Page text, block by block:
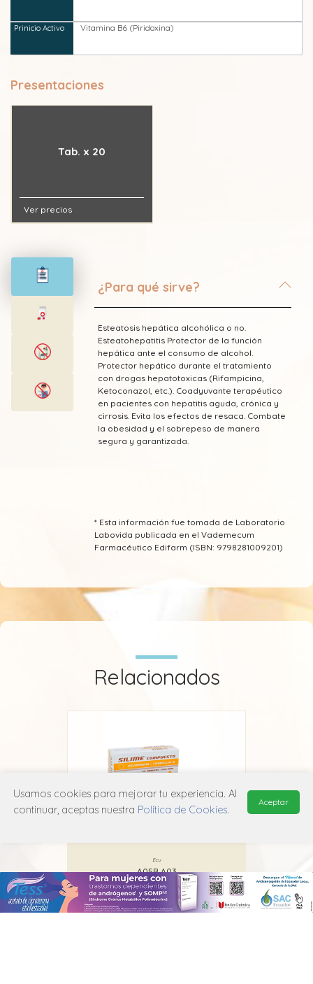
Vitamina B6 (Piridoxina)
Presentaciones
Tab. x 20
Ver precios
¿Para qué sirve?
Esteatosis hepática alcohólica o no.
Esteatohepatitis Protector de la función
hepática ante el consumo de alcohol.
Protector hepático durante el tratamiento
con drogas hepatotoxicas (Rifampicina,
Ketoconazol, etc.). Coadyuvante terapéutico
en pacientes con hepatitis aguda, crónica y
cirrosis. Evita los efectos de resaca. Combate
la obesidad y el sobrepeso de manera
segura y garantizada.
* Esta información fue tomada de Laboratorio
Labovida publicada en el Vademecum
Farmacéutico Edifarm (ISBN: 9798281009201)
Relacionados
Ecu
A05B A03
Usamos cookies para mejorar tu experiencia. Al
continuar, aceptas nuestra Política de Cookies.
Aceptar